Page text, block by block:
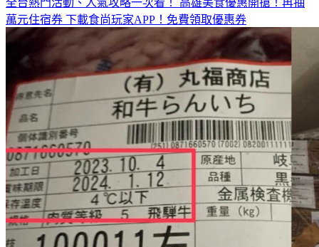
萬元住宿券 下載食尚玩家APP！免費領取優惠券